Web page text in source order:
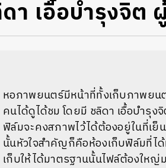
า เอื้อบำรุงจิต
หอภาพยนตร์มีหน้าที่ทั้งเก็บภาพย
คนได้ดูได้ชม โดยมี ชลิดา เอื้อบำรุ
ฟิล์มจะคงสภาพไว้ได้ต้องอยู่ในที่เ
นั้นหัวใจสำคัญก็คือห้องเก็บฟิล์มที่ไ
เก็บให้ได้มาตรฐานนั้นไฟล์ต้องให